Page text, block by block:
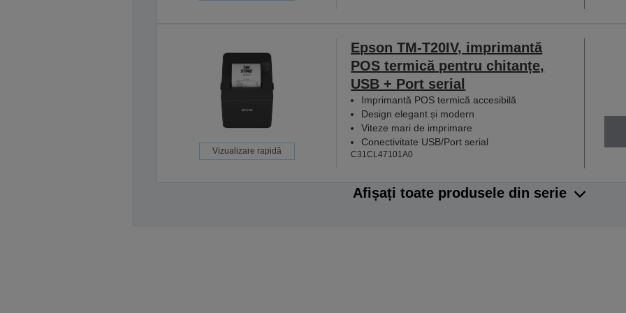
Vizualizare rapidă
Epson TM-T20IV, imprimantă
POS termică pentru chitanțe,
USB + Port serial
Imprimantă POS termică accesibilă
Design elegant și modern
Viteze mari de imprimare
Conectivitate USB/Port serial
C31CL47101A0
Afișați toate produsele din serie